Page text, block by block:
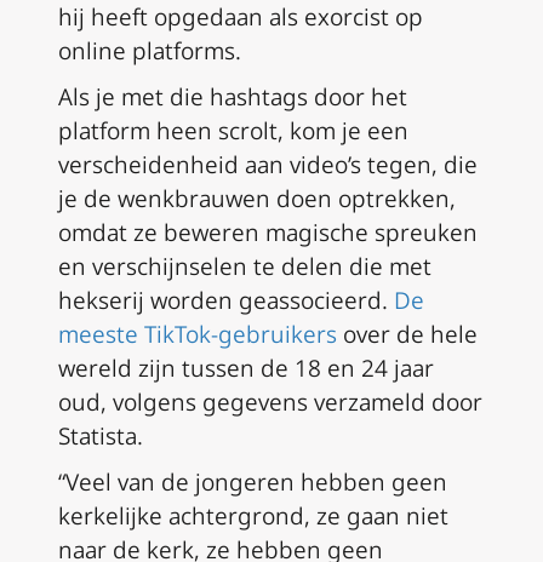
hij heeft opgedaan als exorcist op
online platforms.
Als je met die hashtags door het
platform heen scrolt, kom je een
verscheidenheid aan video’s tegen, die
je de wenkbrauwen doen optrekken,
omdat ze beweren magische spreuken
en verschijnselen te delen die met
hekserij worden geassocieerd. De
meeste TikTok-gebruikers over de hele
wereld zijn tussen de 18 en 24 jaar
oud, volgens gegevens verzameld door
Statista.
“Veel van de jongeren hebben geen
kerkelijke achtergrond, ze gaan niet
naar de kerk, ze hebben geen